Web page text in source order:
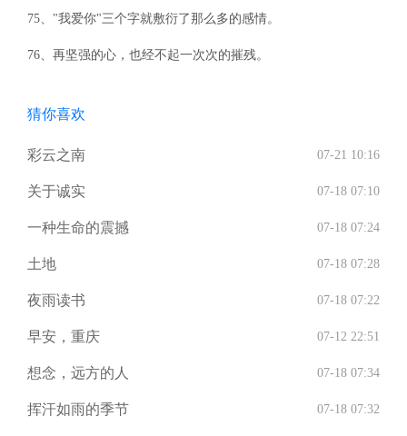
75、"我爱你"三个字就敷衍了那么多的感情。
76、再坚强的心，也经不起一次次的摧残。
猜你喜欢
彩云之南 07-21 10:16
关于诚实 07-18 07:10
一种生命的震撼 07-18 07:24
土地 07-18 07:28
夜雨读书 07-18 07:22
早安，重庆 07-12 22:51
想念，远方的人 07-18 07:34
挥汗如雨的季节 07-18 07:32